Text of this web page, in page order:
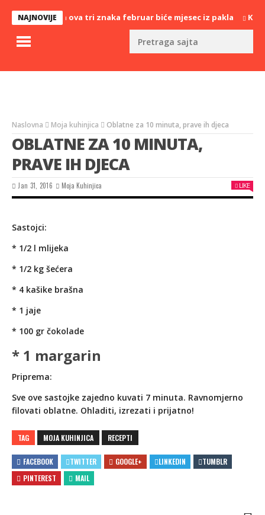
NAJNOVIJEZa ova tri znaka februar biće mjesec iz pakla Kako
Naslovna Moja kuhinjica Oblatne za 10 minuta, prave ih djeca
OBLATNE ZA 10 MINUTA,
PRAVE IH DJECA
Jan 31, 2016 Moja Kuhinjica LIKE
Sastojci:
* 1/2 l mlijeka
* 1/2 kg šećera
* 4 kašike brašna
* 1 jaje
* 100 gr čokolade
* 1 margarin
Priprema:
Sve ove sastojke zajedno kuvati 7 minuta. Ravnomjerno
filovati oblatne. Ohladiti, izrezati i prijatno!
TAG MOJA KUHINJICA RECEPTI
FACEBOOK TWITTER GOOGLE+ LINKEDIN
TUMBLR
PINTEREST
MAIL